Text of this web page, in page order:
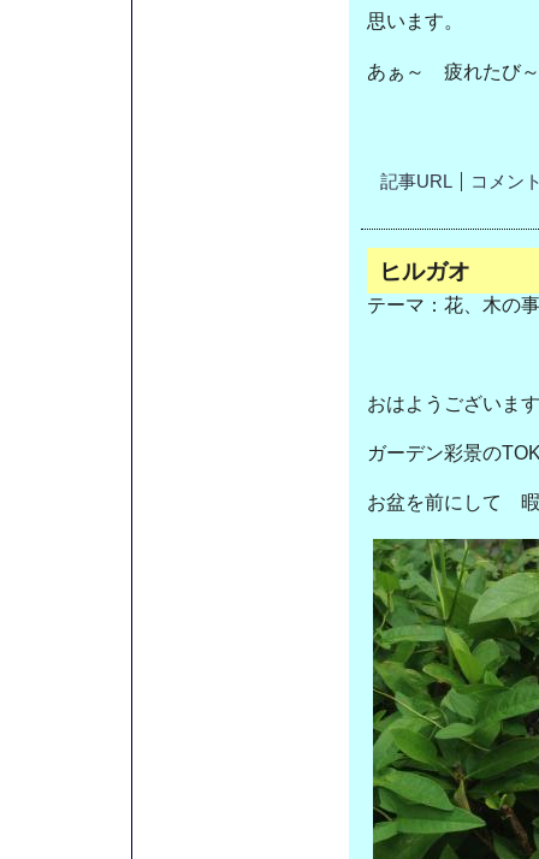
思います。
あぁ～ 疲れたび
記事URL コメン
ヒルガオ
テーマ： 花、木の事
おはようございま
ガーデン彩景の
お盆を前にして